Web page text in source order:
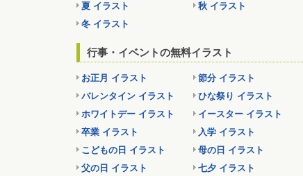
夏 イラスト
秋 イラスト
冬 イラスト
行事・イベントの無料イラスト
お正月 イラスト
節分 イラスト
バレンタイン イラスト
ひな祭り イラスト
ホワイトデー イラスト
イースター イラスト
卒業 イラスト
入学 イラスト
こどもの日 イラスト
母の日 イラスト
父の日 イラスト
七夕 イラスト